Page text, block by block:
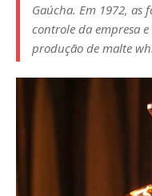
Gaúcha. Em 1972, as
controle da empresa
produção de malte